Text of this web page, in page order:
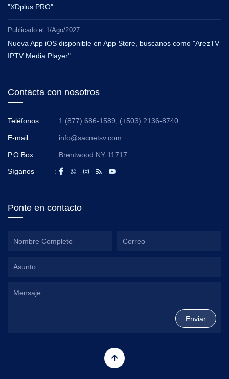
"XDplus PRO".
Publicado el 1/Ago/2027
Nueva App iOS disponible en App Store, buscanos como "ArezTV
IPTV Media Player".
Contacta con nosotros
Teléfonos : 1 (877) 686-1589, (+503) 2136-8740
E-mail : info@sacnetsv.com
P.O Box : Brentwood NY 11717.
Síganos :
Ponte en contacto